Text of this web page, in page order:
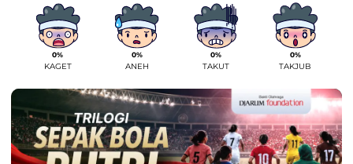
0%
KAGET
0%
ANEH
0%
TAKUT
0%
TAKJUB